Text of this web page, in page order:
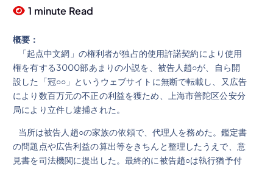
1 minute Read
概要：
「起点中文網」の権利者が独占的使用許諾契約により使用
権を有する3000部あまりの小説を、被告人趙○が、自ら開
設した「冠○○」というウェブサイトに無断で転載し、又広告
により数百万元の不正の利益を獲ため、上海市普陀区公安分
局により立件し逮捕された。
当所は被告人趙○の家族の依頼で、代理人を務めた。鑑定書
の問題点や広告利益の算出等をきちんと整理したうえで、意
見書を司法機関に提出した。最終的に被告趙○は執行猶予付